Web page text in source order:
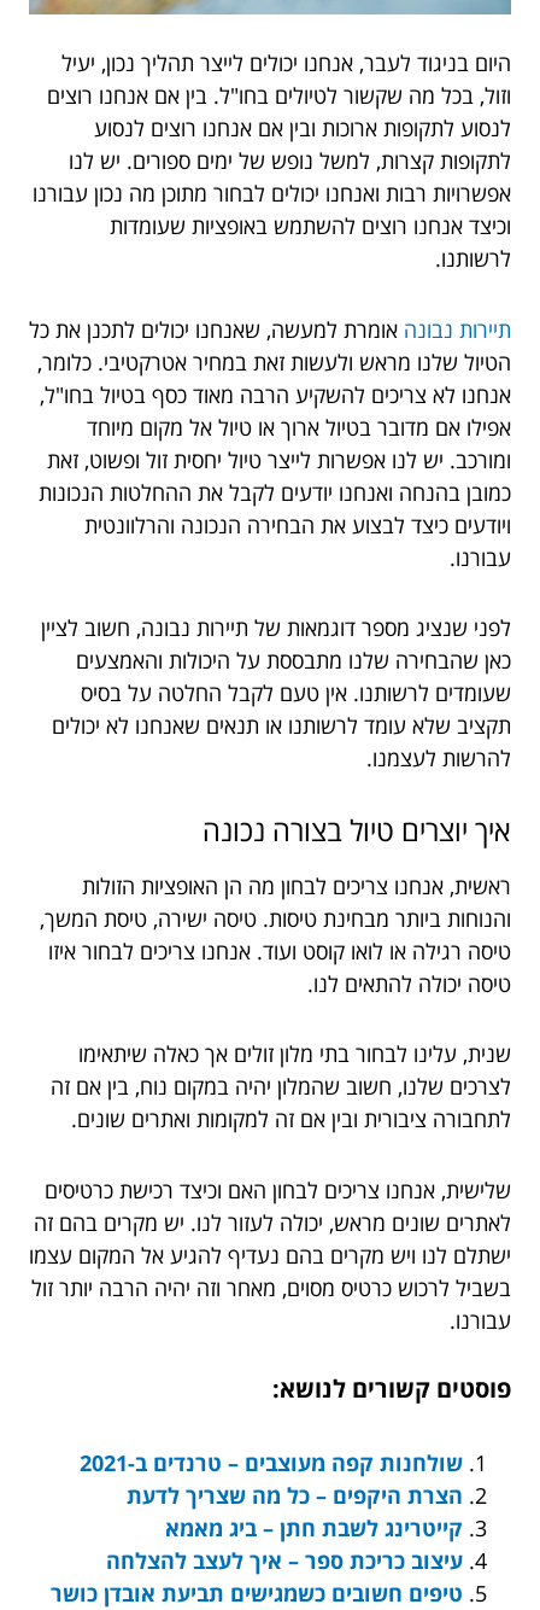
היום בניגוד לעבר, אנחנו יכולים לייצר תהליך נכון, יעיל
וזול, בכל מה שקשור לטיולים בחו"ל. בין אם אנחנו רוצים
לנסוע לתקופות ארוכות ובין אם אנחנו רוצים לנסוע
לתקופות קצרות, למשל נופש של ימים ספורים. יש לנו
אפשרויות רבות ואנחנו יכולים לבחור מתוכן מה נכון עבורנו
וכיצד אנחנו רוצים להשתמש באופציות שעומדות
לרשותנו.
תיירות נבונה אומרת למעשה, שאנחנו יכולים לתכנן את כל
הטיול שלנו מראש ולעשות זאת במחיר אטרקטיבי. כלומר,
אנחנו לא צריכים להשקיע הרבה מאוד כסף בטיול בחו"ל,
אפילו אם מדובר בטיול ארוך או טיול אל מקום מיוחד
ומורכב. יש לנו אפשרות לייצר טיול יחסית זול ופשוט, זאת
כמובן בהנחה ואנחנו יודעים לקבל את ההחלטות הנכונות
ויודעים כיצד לבצוע את הבחירה הנכונה והרלוונטית
עבורנו.
לפני שנציג מספר דוגמאות של תיירות נבונה, חשוב לציין
כאן שהבחירה שלנו מתבססת על היכולות והאמצעים
שעומדים לרשותנו. אין טעם לקבל החלטה על בסיס
תקציב שלא עומד לרשותנו או תנאים שאנחנו לא יכולים
להרשות לעצמנו.
איך יוצרים טיול בצורה נכונה
ראשית, אנחנו צריכים לבחון מה הן האופציות הזולות
והנוחות ביותר מבחינת טיסות. טיסה ישירה, טיסת המשך,
טיסה רגילה או לואו קוסט ועוד. אנחנו צריכים לבחור איזו
טיסה יכולה להתאים לנו.
שנית, עלינו לבחור בתי מלון זולים אך כאלה שיתאימו
לצרכים שלנו, חשוב שהמלון יהיה במקום נוח, בין אם זה
לתחבורה ציבורית ובין אם זה למקומות ואתרים שונים.
שלישית, אנחנו צריכים לבחון האם וכיצד רכישת כרטיסים
לאתרים שונים מראש, יכולה לעזור לנו. יש מקרים בהם זה
ישתלם לנו ויש מקרים בהם נעדיף להגיע אל המקום עצמו
בשביל לרכוש כרטיס מסוים, מאחר וזה יהיה הרבה יותר זול
עבורנו.
פוסטים קשורים לנושא:
שולחנות קפה מעוצבים – טרנדים ב-2021
הצרת היקפים – כל מה שצריך לדעת
קייטרינג לשבת חתן – ביג מאמא
עיצוב כריכת ספר – איך לעצב להצלחה
טיפים חשובים כשמגישים תביעת אובדן כושר